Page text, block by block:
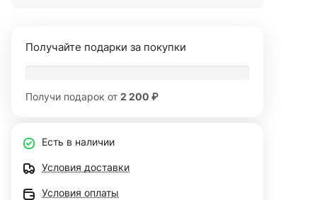
Получайте подарки за покупки
Получи подарок от 2 200 ₽
Есть в наличии
Условия доставки
Условия оплаты